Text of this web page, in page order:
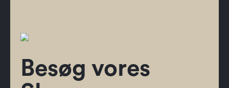
Besøg vores